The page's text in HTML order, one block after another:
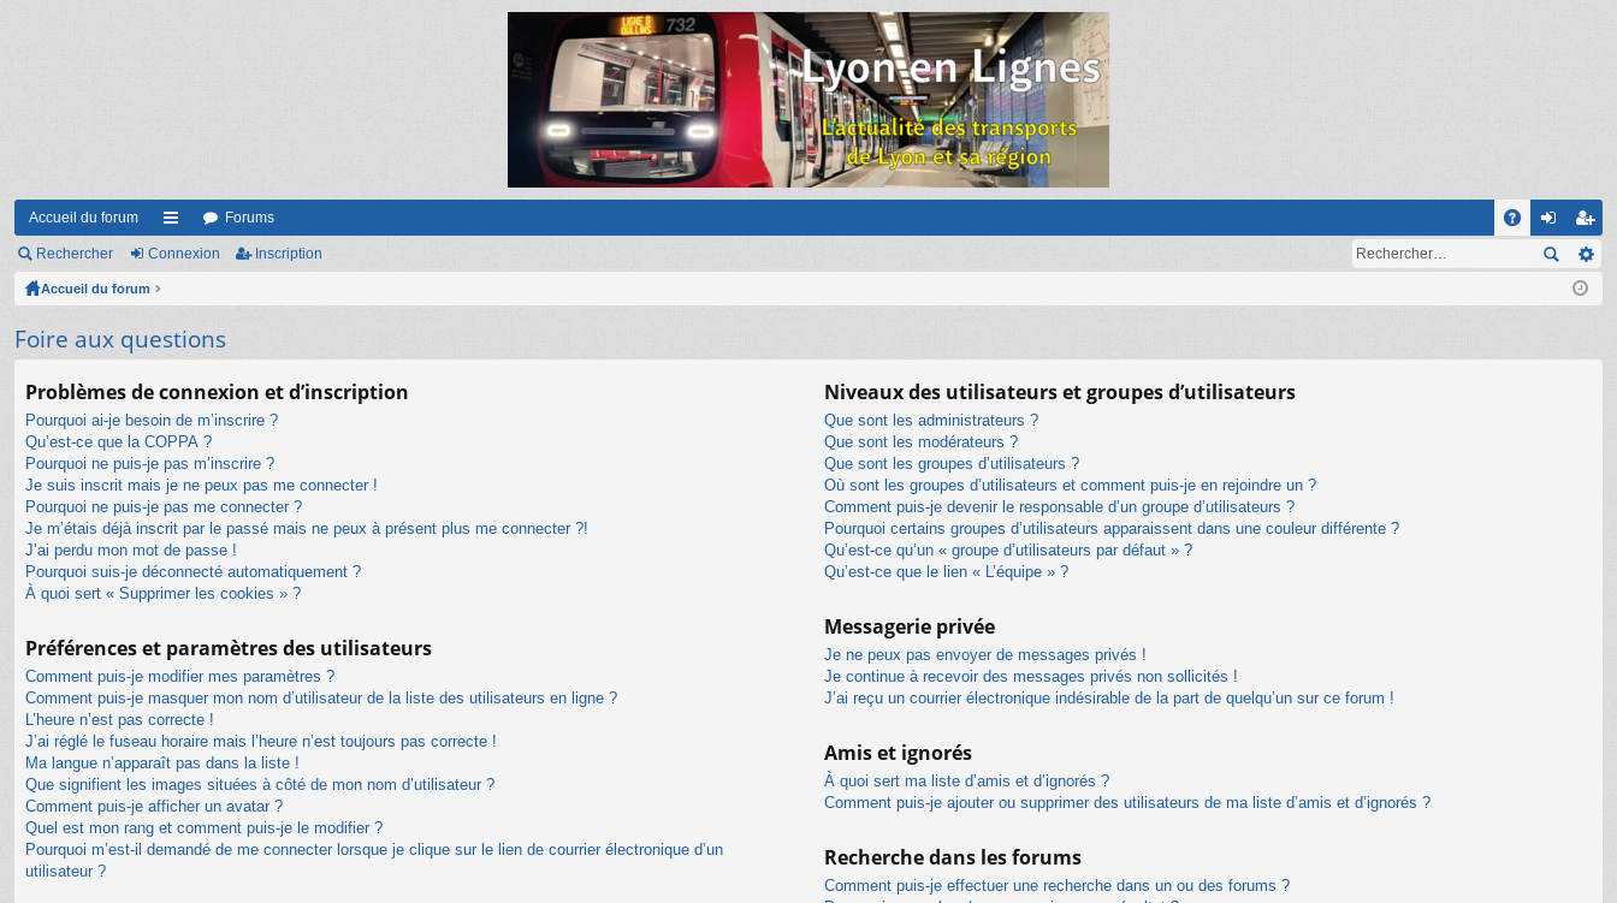
Accueil du forum
ac
ci
s
Forums
on
on
ns
cri
on
Rechercher Connexion Inscription
Accueil du forum
Foire aux questions
Problèmes de connexion et d’inscription
Pourquoi ai-je besoin de m’inscrire ?
Qu’est-ce que la COPPA ?
Pourquoi ne puis-je pas m’inscrire ?
Je suis inscrit mais je ne peux pas me connecter !
Pourquoi ne puis-je pas me connecter ?
Je m’étais déjà inscrit par le passé mais ne peux à présent plus me connecter ?!
J’ai perdu mon mot de passe !
Pourquoi suis-je déconnecté automatiquement ?
À quoi sert « Supprimer les cookies » ?
Préférences et paramètres des utilisateurs
Comment puis-je modifier mes paramètres ?
Comment puis-je masquer mon nom d’utilisateur de la liste des utilisateurs en ligne ?
L’heure n’est pas correcte !
J’ai réglé le fuseau horaire mais l’heure n’est toujours pas correcte !
Ma langue n’apparaît pas dans la liste !
Que signifient les images situées à côté de mon nom d’utilisateur ?
Comment puis-je afficher un avatar ?
Quel est mon rang et comment puis-je le modifier ?
Pourquoi m’est-il demandé de me connecter lorsque je clique sur le lien de courrier électronique d’un
utilisateur ?
Niveaux des utilisateurs et groupes d’utilisateurs
Que sont les administrateurs ?
Que sont les modérateurs ?
Que sont les groupes d’utilisateurs ?
Où sont les groupes d’utilisateurs et comment puis-je en rejoindre un ?
Comment puis-je devenir le responsable d’un groupe d’utilisateurs ?
Pourquoi certains groupes d’utilisateurs apparaissent dans une couleur différente ?
Qu’est-ce qu’un « groupe d’utilisateurs par défaut » ?
Qu’est-ce que le lien « L’équipe » ?
Messagerie privée
Je ne peux pas envoyer de messages privés !
Je continue à recevoir des messages privés non sollicités !
J’ai reçu un courrier électronique indésirable de la part de quelqu’un sur ce forum !
Amis et ignorés
À quoi sert ma liste d’amis et d’ignorés ?
Comment puis-je ajouter ou supprimer des utilisateurs de ma liste d’amis et d’ignorés ?
Recherche dans les forums
Comment puis-je effectuer une recherche dans un ou des forums ?